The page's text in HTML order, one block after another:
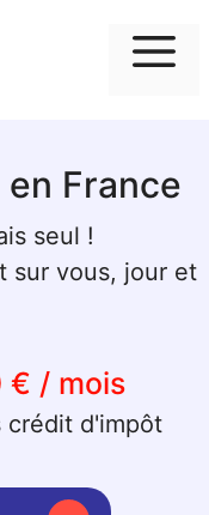
en France
seul !
sur vous, jour et
€ / mois
crédit d'impôt